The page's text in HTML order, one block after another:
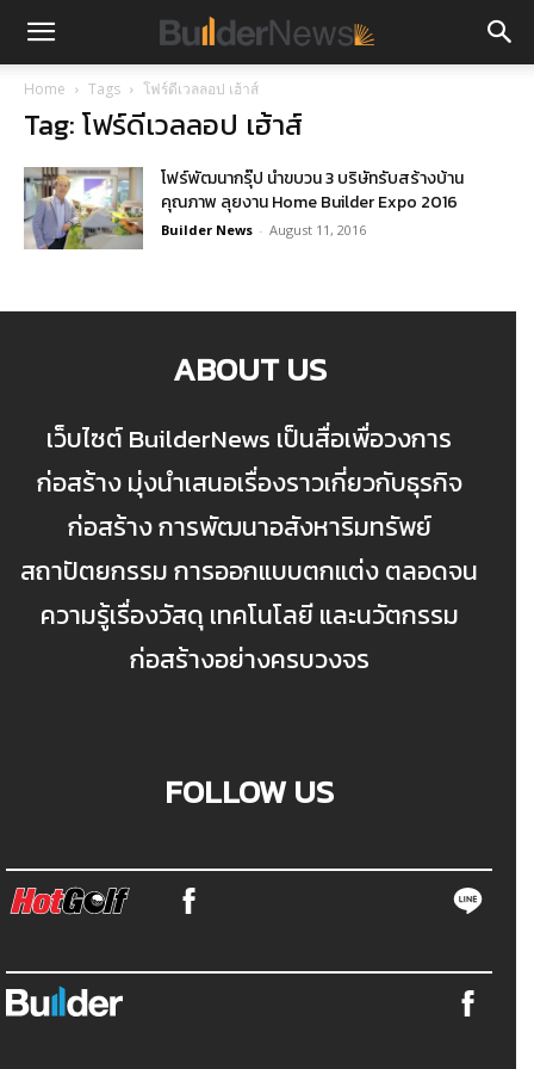
Home Tags โฟร์ดีเวลลอป เฮ้าส์
Tag: โฟร์ดีเวลลอป เฮ้าส์
โฟร์พัฒนากรุ๊ป นำขบวน 3 บริษัทรับสร้างบ้าน
คุณภาพ ลุยงาน Home Builder Expo 2016
Builder News - August 11, 2016
ABOUT US
เว็บไซต์ BuilderNews เป็นสื่อเพื่อวงการ
ก่อสร้าง มุ่งนำเสนอเรื่องราวเกี่ยวกับธุรกิจ
ก่อสร้าง การพัฒนาอสังหาริมทรัพย์
สถาปัตยกรรม การออกแบบตกแต่ง ตลอดจน
ความรู้เรื่องวัสดุ เทคโนโลยี และนวัตกรรม
ก่อสร้างอย่างครบวงจร
FOLLOW US